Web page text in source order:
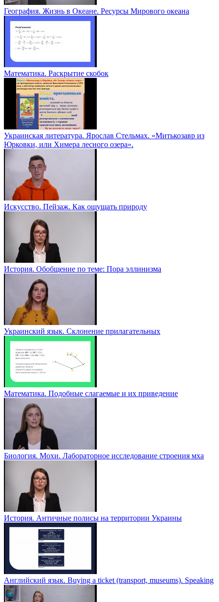
География. Жизнь в Океане. Ресурсы Мирового океана
Математика. Раскрытие скобок
Украинская литература. Ярослав Стельмах. «Митькозавр из
Юрковки, или Химера лесного озера».
Искусство. Пейзаж. Как ощущать природу
История. Обобщение по теме: Пора эллинизма
Украинский язык. Склонение прилагательных
Математика. Подобные слагаемые и их приведение
Биология. Мохи. Лабораторное исследование строения мха
История. Античные полисы на территории Украины
Английский язык. Buying a ticket (transport, museums). Speaking